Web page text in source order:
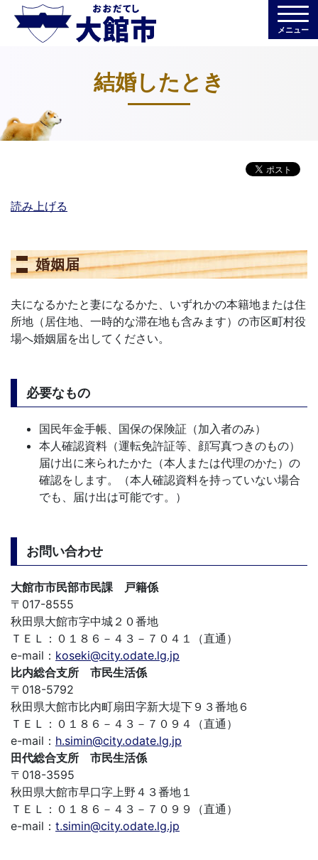
メニュー
結婚したとき
読み上げる
婚姻届
夫になるかたと妻になるかた、いずれかの本籍地または住
所地（居住地、一時的な滞在地も含みます）の市区町村役
場へ婚姻届を出してください。
必要なもの
国民年金手帳、国保の保険証（加入者のみ）
本人確認資料（運転免許証等、顔写真つきのもの）
届け出に来られたかた（本人または代理のかた）の
確認をします。（本人確認資料を持っていない場合
でも、届け出は可能です。）
お問い合わせ
大館市市民部市民課 戸籍係
〒017-8555
秋田県大館市字中城２０番地
ＴＥＬ：０１８６－４３－７０４１（直通）
e-mail： koseki@city.odate.lg.jp
比内総合支所 市民生活係
〒018-5792
秋田県大館市比内町扇田字新大堤下９３番地６
ＴＥＬ：０１８６－４３－７０９４（直通）
e-mail： h.simin@city.odate.lg.jp
田代総合支所 市民生活係
〒018-3595
秋田県大館市早口字上野４３番地１
ＴＥＬ：０１８６－４３－７０９９（直通）
e-mail： t.simin@city.odate.lg.jp